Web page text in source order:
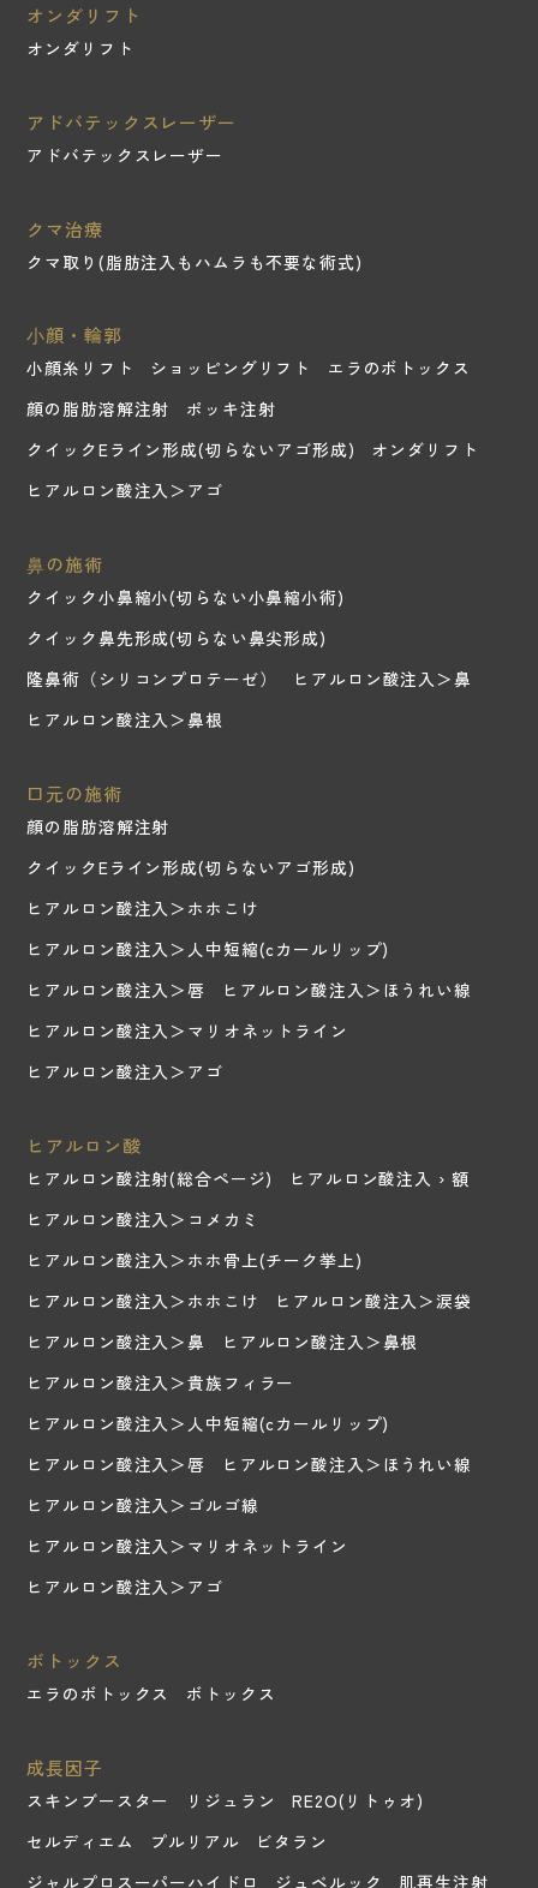
オンダリフト
オンダリフト
アドバテックスレーザー
アドバテックスレーザー
クマ治療
クマ取り(脂肪注入もハムラも不要な術式)
⼩顔・輪郭
小顔糸リフト ショッピングリフト
エラのボトックス
顔の脂肪溶解注射
ポッキ注射
クイックEライン形成(切らないアゴ形成)
オンダリフト
ヒアルロン酸注入＞アゴ
⿐の施術
クイック小鼻縮小(切らない小鼻縮小術)
クイック鼻先形成(切らない鼻尖形成)
隆鼻術（シリコンプロテーゼ）
ヒアルロン酸注入＞鼻
ヒアルロン酸注入＞鼻根
口元の施術
顔の脂肪溶解注射
クイックEライン形成(切らないアゴ形成)
ヒアルロン酸注入＞ホホこけ
ヒアルロン酸注入＞人中短縮(cカールリップ)
ヒアルロン酸注入＞唇
ヒアルロン酸注入＞ほうれい線
ヒアルロン酸注入＞マリオネットライン
ヒアルロン酸注入＞アゴ
ヒアルロン酸
ヒアルロン酸注射(総合ページ)
ヒアルロン酸注入 › 額
ヒアルロン酸注入＞コメカミ
ヒアルロン酸注入＞ホホ骨上(チーク挙上)
ヒアルロン酸注入＞ホホこけ
ヒアルロン酸注入＞涙袋
ヒアルロン酸注入＞鼻
ヒアルロン酸注入＞鼻根
ヒアルロン酸注入＞貴族フィラー
ヒアルロン酸注入＞人中短縮(cカールリップ)
ヒアルロン酸注入＞唇
ヒアルロン酸注入＞ほうれい線
ヒアルロン酸注入＞ゴルゴ線
ヒアルロン酸注入＞マリオネットライン
ヒアルロン酸注入＞アゴ
ボトックス
エラのボトックス ボトックス
成長因子
スキンブースター リジュラン
RE2O(リトゥオ)
セルディエム
プルリアル
ビタラン
ジャルプロスーパーハイドロ
ジュベルック 肌再生注射